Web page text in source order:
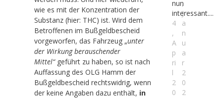
wie es mit der Konzentration der
Substanz (hier: THC) ist. Wird dem
Betroffenen im Bußgeldbescheid
vorgeworfen, das Fahrzeug „unter
der Wirkung berauschender
Mittel“geführt zu haben, so ist nach
Auffassung des OLG Hamm der
Bußgeldbescheid rechtswidrig, wenn
der keine Angaben dazu enthält, in
nun
interessant....
4
,
A
p
ri
l
2
0
,
J
a
n
u
a
r
2
0
2